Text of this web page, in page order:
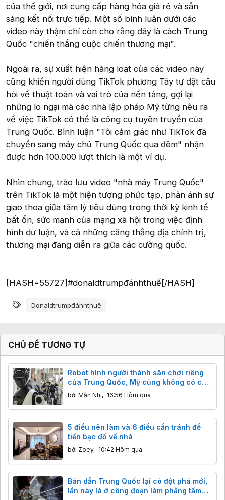
của thế giới, nơi cung cấp hàng hóa giá rẻ và sẵn
sàng kết nối trực tiếp. Một số bình luận dưới các
video này thậm chí còn cho rằng đây là cách Trung
Quốc "chiến thắng cuộc chiến thương mại".
Ngoài ra, sự xuất hiện hàng loạt của các video này
cũng khiến người dùng TikTok phương Tây tự đặt câu
hỏi về thuật toán và vai trò của nền tảng, gợi lại
những lo ngại mà các nhà lập pháp Mỹ từng nêu ra
về việc TikTok có thể là công cụ tuyên truyền của
Trung Quốc. Bình luận "Tôi cảm giác như TikTok đã
chuyển sang máy chủ Trung Quốc qua đêm" nhận
được hơn 100.000 lượt thích là một ví dụ.
Nhìn chung, trào lưu video "nhà máy Trung Quốc"
trên TikTok là một hiện tượng phức tạp, phản ánh sự
giao thoa giữa tâm lý tiêu dùng trong thời kỳ kinh tế
bất ổn, sức mạnh của mạng xã hội trong việc định
hình dư luận, và cả những căng thẳng địa chính trị,
thương mại đang diễn ra giữa các cường quốc.
[HASH=55727]#donaldtrumpđánhthuế[/HASH]
Từ khóa
Donaldtrumpđánhthuế
CHỦ ĐỀ TƯƠNG TỰ
Robot hình người thành sân chơi riêng
của Trung Quốc, Mỹ cũng không có cửa
cạnh tranh
bởi Mẫn Nhi, 16:56 Hôm qua
5 điều nên làm và 6 điều cần tránh để
tiền bạc đổ về nhà
bởi Zoey, 10:42 Hôm qua
Bán dẫn Trung Quốc lại có đột phá mới,
lần này là ở công đoạn làm phẳng tấm